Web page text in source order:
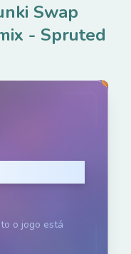
Swap
- Spruted
o jogo está